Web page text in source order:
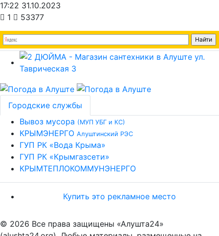
17:22 31.10.2023
1
53377
Городские службы
Вывоз мусора (МУП УБГ и КС)
КРЫМЭНЕРГО Алуштинский РЭС
ГУП РК «Вода Крыма»
ГУП РК «Крымгазсети»
КРЫМТЕПЛОКОММУНЭНЕРГО
Купить это рекламное место
© 2026 Все права защищены «Алушта24»